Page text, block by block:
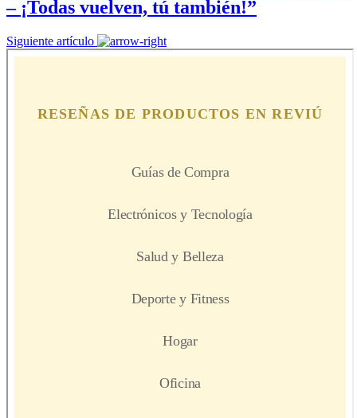
– ¡Todas vuelven, tú también!”
Siguiente artículo